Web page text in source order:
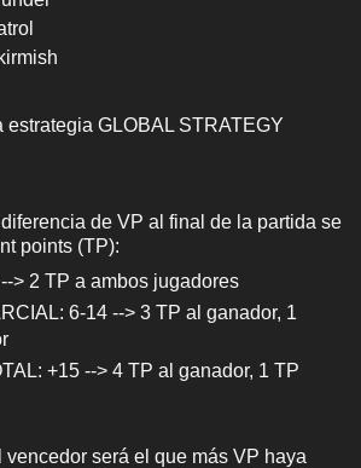
estrategia GLOBAL STRATEGY
de VP al final de la partida se
points (TP):
> 2 TP a ambos jugadores
6-14 --> 3 TP al ganador, 1
+15 --> 4 TP al ganador, 1 TP
será el que más VP haya